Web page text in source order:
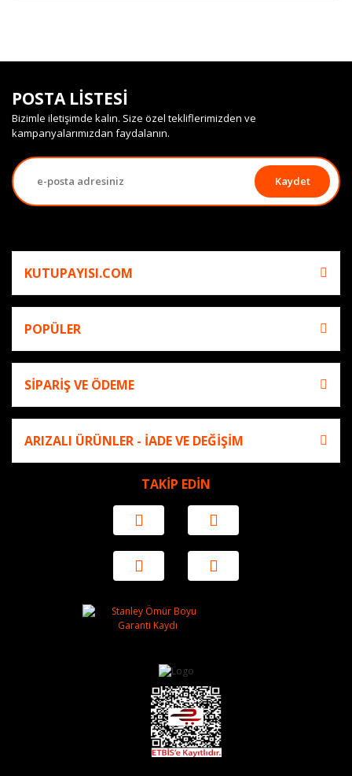
POSTA LİSTESİ
Bizimle iletişimde kalın. Size özel tekliflerimizden ve
kampanyalarımızdan faydalanın.
Kaydet
KUTUPAYISI.COM
POPÜLER
SİPARİŞ VE ÖDEME
ARIZALI ÜRÜNLER - İADE VE DEĞİŞİM
TAKİP EDİN